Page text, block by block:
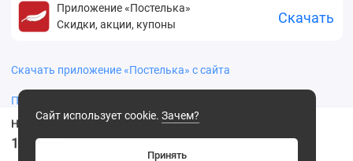
Носки женские 23, 25 размер в ассортименте Hobby Line
129 .00 ₽
Сайт использует cookie. Зачем?
Принять
Приложение «Постелька»
Скидки, акции, купоны
Скачать
Скачать приложение «Постелька» с сайта
Политика конфиденциальности